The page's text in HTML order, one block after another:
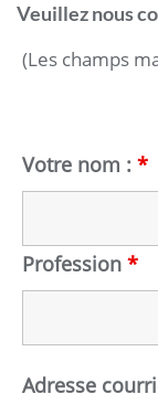
Veuillez nous
(Les champs
Votre nom : *
Profession *
Adresse